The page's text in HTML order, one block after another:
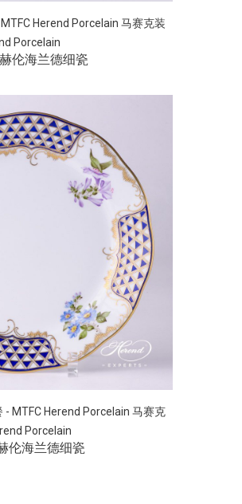
Herend Porcelain 马赛克装
Porcelain
伦海兰德细瓷
- MTFC Herend Porcelain 马赛克
Porcelain
伦海兰德细瓷